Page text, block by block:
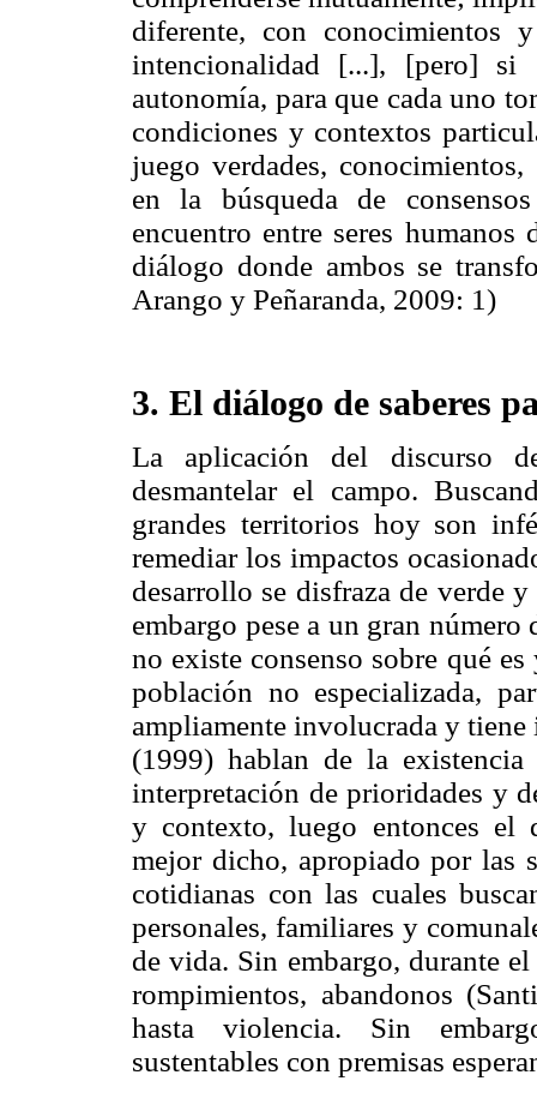
diferente, con conocimientos
intencionalidad [...], [pero]
autonomía, para que cada uno
condiciones y contextos
juego verdades,
en la búsqueda de
encuentro entre seres
diálogo donde ambos se
Arango y Peñaranda, 2009: 1)
3. El diálogo de saberes
La aplicación del discurso
desmantelar el campo.
grandes territorios hoy son
remediar los impactos
desarrollo se disfraza de verde
embargo pese a un gran
no existe consenso sobre qué
población no especializada,
ampliamente involucrada y tiene
(1999) hablan de la
interpretación de prioridades y
y contexto, luego entonces el
mejor dicho, apropiado por las
cotidianas con las cuales
personales, familiares y
de vida. Sin embargo, durante
rompimientos, abandonos
hasta violencia. Sin
sustentables con premisas